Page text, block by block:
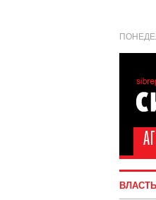
ВЛАСТЬ